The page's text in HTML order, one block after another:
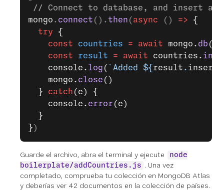
// Connect to database, and insert
mongo . connect ().then ( async () => {
  try
{
    const
countries = await mongo. db (
    const
result = await countries.
    console.
log ( `Added ${ result .
    mongo.
close ()
  }
catch (e) {
    console.
error (e)
  }
} )
Guarde el archivo, abra el terminal y ejecute
node
boilerplate/addCountries.js . Una vez
completado, comprueba tu colección en MongoDB Atlas
y deberías ver 42 documentos en la colección de países.